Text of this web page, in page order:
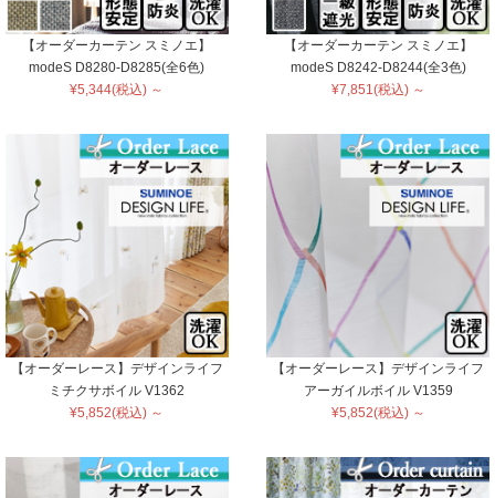
【オーダーカーテン スミノエ】
modeS D8280-D8285(全6色)
¥5,344(税込) ～
【オーダーカーテン スミノエ】
modeS D8242-D8244(全3色)
¥7,851(税込) ～
【オーダーレース】デザインライフ
ミチクサボイル V1362
¥5,852(税込) ～
【オーダーレース】デザインライフ
アーガイルボイル V1359
¥5,852(税込) ～